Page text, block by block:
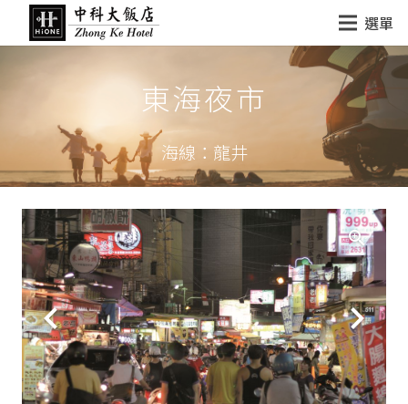
選單
東海夜市
海線：龍井